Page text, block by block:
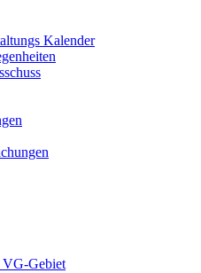
Kalender
VG-Gebiet